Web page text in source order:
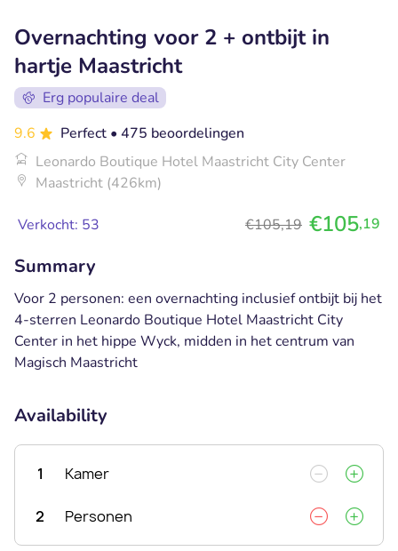
Overnachting voor 2 + ontbijt in
hartje Maastricht
Erg populaire deal
9.6
Perfect • 475 beoordelingen
Leonardo Boutique Hotel Maastricht City Center
Maastricht (426km)
Verkocht: 53 €105,19 €105,19
Summary
Voor 2 personen: een overnachting inclusief ontbijt bij het
4-sterren Leonardo Boutique Hotel Maastricht City
Center in het hippe Wyck, midden in het centrum van
Magisch Maastricht
Availability
1 Kamer
2 Personen